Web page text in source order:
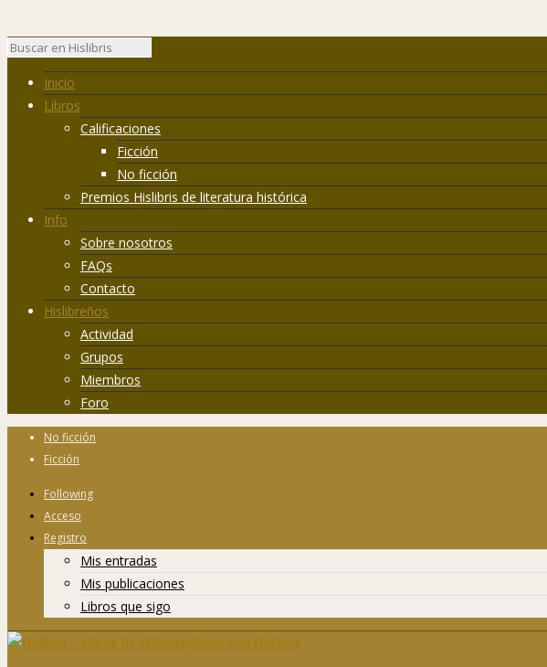
Inicio
Libros
Calificaciones
Ficción
No ficción
Premios Hislibris de literatura histórica
Info
Sobre nosotros
FAQs
Contacto
Hislibreños
Actividad
Grupos
Miembros
Foro
No ficción
Ficción
Following
Acceso
Registro
Mis entradas
Mis publicaciones
Libros que sigo